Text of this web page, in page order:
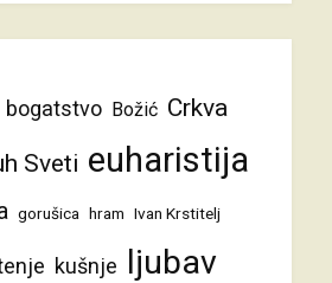
bogatstvo Božić Crkva
Sveti euharistija
gorušica hram Ivan Krstitelj
kušnje ljubav